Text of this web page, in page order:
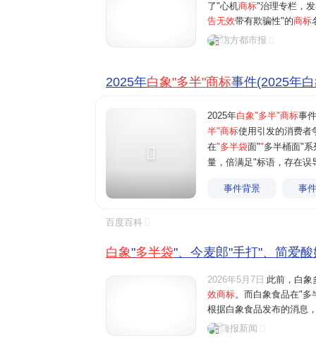
了"心机商标"治理专栏，
告无效带有欺骗性"的商标
引发争议的商标
南方都市报
2025年白象"多半"商标事件(2025年
2025年白象"多半"商标事
半"商标使用引发的消费者
在"多半袋面""多半桶面"
量，倍满足"标语，存在误
事件背景 事
百度百科
白象"多半袋"、今麦郎"手打"、简爱
2026年5月7日 此前，白象
效商标。而白象食品在"多
根据白象食品发布的消息
一半"系列产品更名为"面
海报新闻